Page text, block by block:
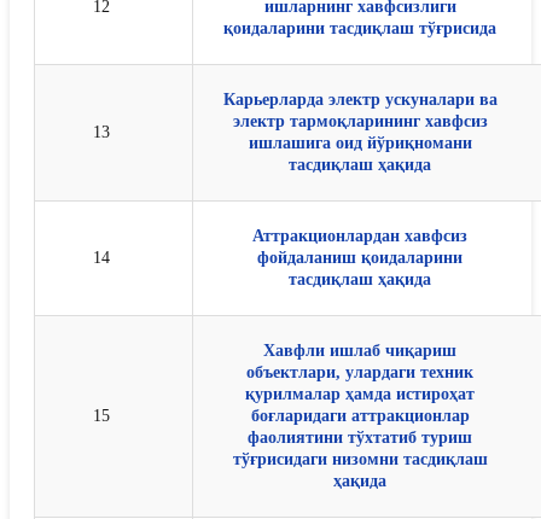
12
ишларнинг хавфсизлиги
қоидаларини тасдиқлаш тўғрисида
13
Карьерларда электр ускуналари ва
электр тармоқларининг хавфсиз
ишлашига оид йўриқномани
тасдиқлаш ҳақида
14
Аттракционлардан хавфсиз
фойдаланиш қоидаларини
тасдиқлаш ҳақида
15
Хавфли ишлаб чиқариш
объектлари, улардаги техник
қурилмалар ҳамда истироҳат
боғларидаги аттракционлар
фаолиятини тўхтатиб туриш
тўғрисидаги низомни тасдиқлаш
ҳақида